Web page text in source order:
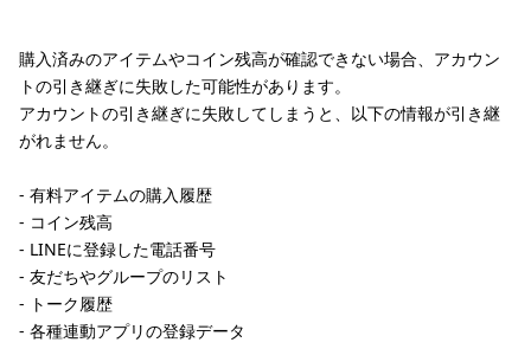
購入済みのアイテムやコイン残高が確認できない場合、アカウン
トの引き継ぎに失敗した可能性があります。
アカウントの引き継ぎに失敗してしまうと、以下の情報が引き継
がれません。
- 有料アイテムの購入履歴
- コイン残高
- LINEに登録した電話番号
- 友だちやグループのリスト
- トーク履歴
- 各種連動アプリの登録データ